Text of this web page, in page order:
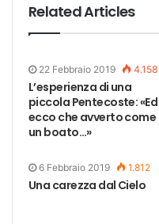
Related Articles
22 Febbraio 2019 4.158
L’esperienza di una
piccola Pentecoste: «Ed
ecco che avverto come
un boato…»
6 Febbraio 2019 1.812
Una carezza dal Cielo